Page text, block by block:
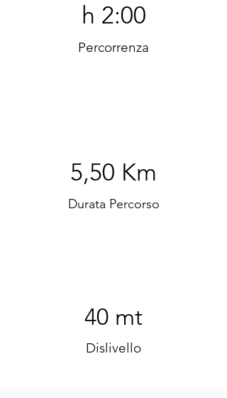
h 2:00
Percorrenza
5,50 Km
Durata Percorso
40 mt
Dislivello